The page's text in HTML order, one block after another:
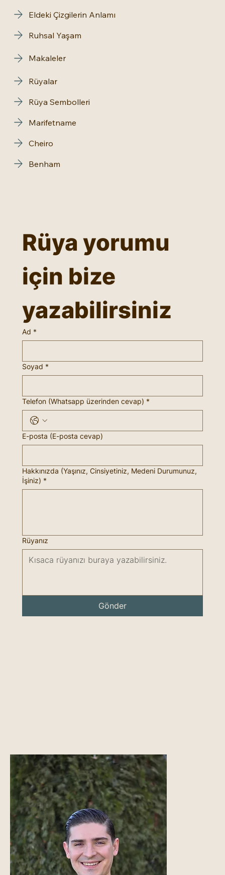
Makaleler
Eldeki Çizgilerin Anlamı
Ruhsal Yaşam
Rüyalar
Rüya Sembolleri
Marifetname
Cheiro
Benham
Rüya yorumu
için bize
yazabilirsiniz
Ad *
Soyad *
Telefon (Whatsapp üzerinden cevap) *
E-posta (E-posta cevap)
Hakkınızda (Yaşınız, Cinsiyetiniz, Medeni Durumunuz,
İşiniz) *
Rüyanız
Gönder